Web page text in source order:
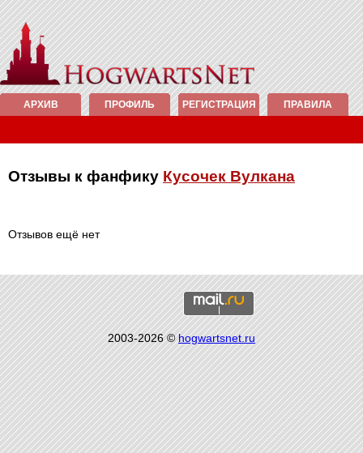
АРХИВ ПРОФИЛЬ РЕГИСТРАЦИЯ ПРАВИЛА
Отзывы к фанфику Кусочек Вулкана
Отзывов ещё нет
2003-2026 ©hogwartsnet.ru